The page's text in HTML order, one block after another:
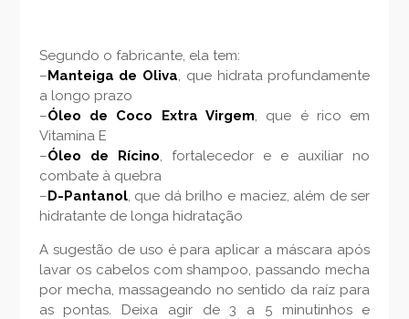
Segundo o fabricante, ela tem:
–Manteiga de Oliva, que hidrata profundamente
a longo prazo
–Óleo de Coco Extra Virgem, que é rico em
Vitamina E
–Óleo de Rícino, fortalecedor e e auxiliar no
combate à quebra
–D-Pantanol, que dá brilho e maciez, além de ser
hidratante de longa hidratação
A sugestão de uso é para aplicar a máscara após
lavar os cabelos com shampoo, passando mecha
por mecha, massageando no sentido da raíz para
as pontas. Deixa agir de 3 a 5 minutinhos e